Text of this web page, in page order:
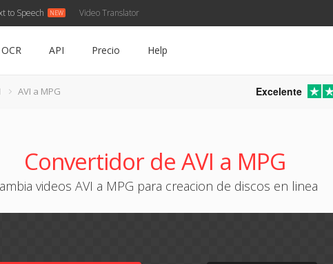
to Speech Video Translator
OCR API Precio Help
AVI a MPG Excelente
Convertidor de AVI a MPG
videos AVI a MPG para creacion de discos en linea